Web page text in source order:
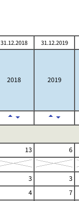
31.12.2018 31.12.2019
2018 2019
13
6
3
3
4
7